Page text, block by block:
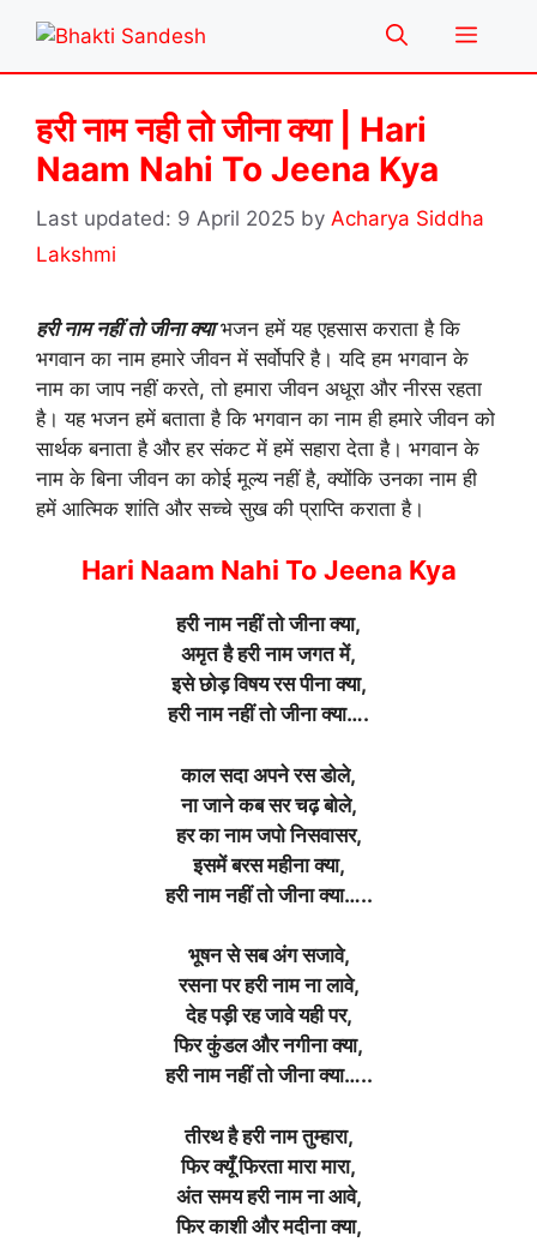
content
Menu
हरी नाम नही तो जीना क्या | Hari
Naam Nahi To Jeena Kya
9 April 2025 by Acharya Siddha
Lakshmi
हरी नाम नहीं तो जीना क्याभजन हमें यह एहसास कराता है कि
भगवान का नाम हमारे जीवन में सर्वोपरि है। यदि हम भगवान के
नाम का जाप नहीं करते, तो हमारा जीवन अधूरा और नीरस रहता
है। यह भजन हमें बताता है कि भगवान का नाम ही हमारे जीवन को
सार्थक बनाता है और हर संकट में हमें सहारा देता है। भगवान के
नाम के बिना जीवन का कोई मूल्य नहीं है, क्योंकि उनका नाम ही
हमें आत्मिक शांति और सच्चे सुख की प्राप्ति कराता है।
Hari Naam Nahi To Jeena Kya
हरी नाम नहीं तो जीना क्या,
अमृत है हरी नाम जगत में,
इसे छोड़ विषय रस पीना क्या,
हरी नाम नहीं तो जीना क्या….
काल सदा अपने रस डोले,
ना जाने कब सर चढ़ बोले,
हर का नाम जपो निसवासर,
इसमें बरस महीना क्या,
हरी नाम नहीं तो जीना क्या…..
भूषन से सब अंग सजावे,
रसना पर हरी नाम ना लावे,
देह पड़ी रह जावे यही पर,
फिर कुंडल और नगीना क्या,
हरी नाम नहीं तो जीना क्या…..
तीरथ है हरी नाम तुम्हारा,
फिर क्यूँ फिरता मारा मारा,
अंत समय हरी नाम ना आवे,
फिर काशी और मदीना क्या,